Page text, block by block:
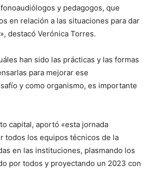
y pedagogos, que
en relación a las situaciones para dar
destacó Verónica Torres.
han sido las prácticas y las formas
para mejorar ese
y como organismo, es importante
capital, aportó «esta jornada
todos los equipos técnicos de la
en las instituciones, plasmando los
por todos y proyectando un 2023 con